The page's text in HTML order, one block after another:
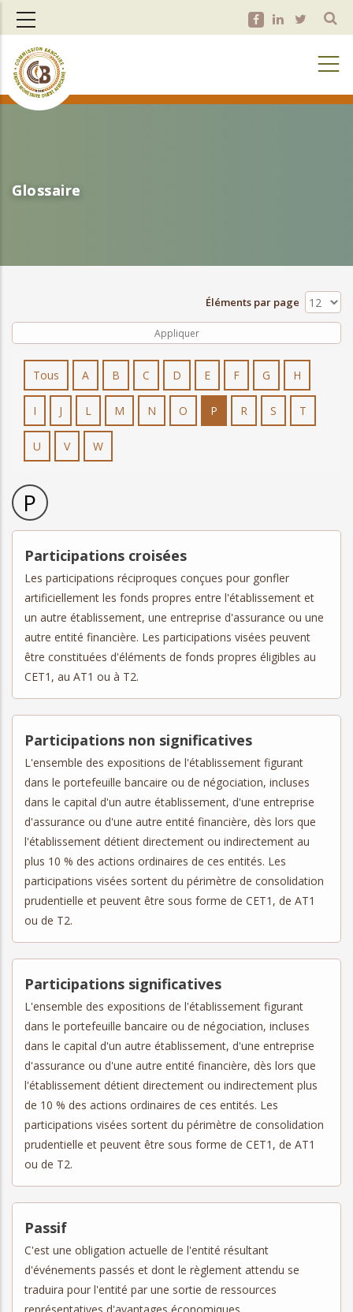
Aller
contenu
principal
Glossaire
Glossaire
Éléments par page
Tous A B C D E F G H
I J L M N O P R S T
U V W
P
Participations croisées
Les participations réciproques conçues pour gonfler
artificiellement les fonds propres entre l'établissement et
un autre établissement, une entreprise d'assurance ou une
autre entité financière. Les participations visées peuvent
être constituées d'éléments de fonds propres éligibles au
CET1, au AT1 ou à T2.
Participations non significatives
L'ensemble des expositions de l'établissement figurant
dans le portefeuille bancaire ou de négociation, incluses
dans le capital d'un autre établissement, d'une entreprise
d'assurance ou d'une autre entité financière, dès lors que
l'établissement détient directement ou indirectement au
plus 10 % des actions ordinaires de ces entités. Les
participations visées sortent du périmètre de consolidation
prudentielle et peuvent être sous forme de CET1, de AT1
ou de T2.
Participations significatives
L'ensemble des expositions de l'établissement figurant
dans le portefeuille bancaire ou de négociation, incluses
dans le capital d'un autre établissement, d'une entreprise
d'assurance ou d'une autre entité financière, dès lors que
l'établissement détient directement ou indirectement plus
de 10 % des actions ordinaires de ces entités. Les
participations visées sortent du périmètre de consolidation
prudentielle et peuvent être sous forme de CET1, de AT1
ou de T2.
Passif
C'est une obligation actuelle de l'entité résultant
d'événements passés et dont le règlement attendu se
traduira pour l'entité par une sortie de ressources